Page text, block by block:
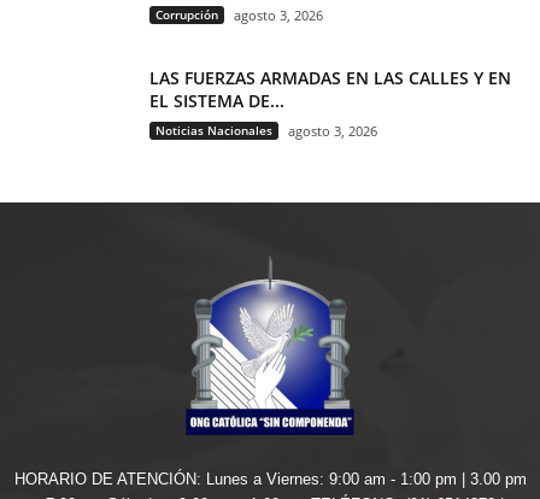
Corrupción agosto 3, 2026
LAS FUERZAS ARMADAS EN LAS CALLES Y EN
EL SISTEMA DE...
Noticias Nacionales agosto 3, 2026
HORARIO DE ATENCIÓN: Lunes a Viernes: 9:00 am - 1:00 pm | 3.00 pm